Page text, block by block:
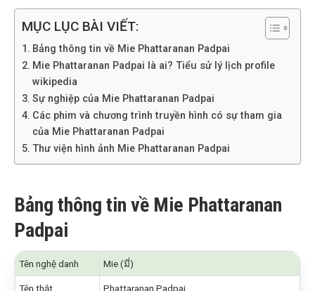
MỤC LỤC BÀI VIẾT:
Bảng thông tin về Mie Phattaranan Padpai
Mie Phattaranan Padpai là ai? Tiểu sử lý lịch profile
wikipedia
Sự nghiệp của Mie Phattaranan Padpai
Các phim và chương trình truyền hình có sự tham gia
của Mie Phattaranan Padpai
Thư viện hình ảnh Mie Phattaranan Padpai
Bảng thông tin về Mie Phattaranan
Padpai
Tên nghệ danh Mie (มี่)
Tên thật Phattaranan Padpai